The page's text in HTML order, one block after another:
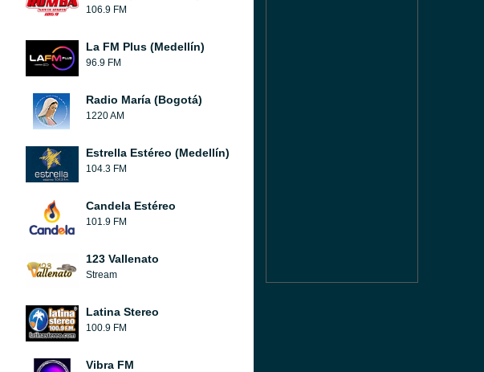
106.9 FM
La FM Plus (Medellín)
96.9 FM
Radio María (Bogotá)
1220 AM
Estrella Estéreo (Medellín)
104.3 FM
Candela Estéreo
101.9 FM
123 Vallenato
Stream
Latina Stereo
100.9 FM
Vibra FM